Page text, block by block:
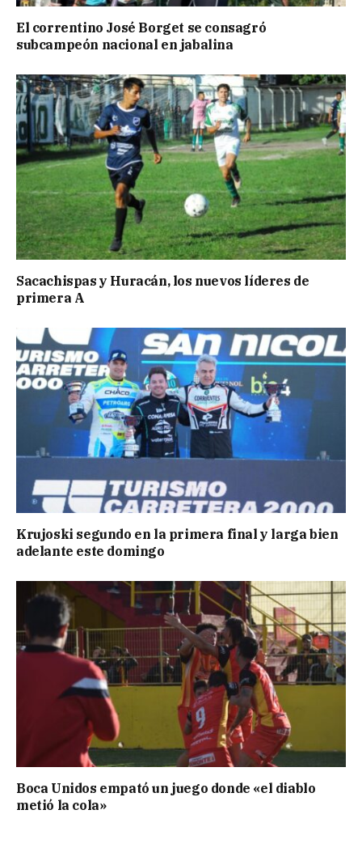
El correntino José Borget se consagró
subcampeón nacional en jabalina
Sacachispas y Huracán, los nuevos líderes de
primera A
Krujoski segundo en la primera final y larga bien
adelante este domingo
Boca Unidos empató un juego donde «el diablo
metió la cola»